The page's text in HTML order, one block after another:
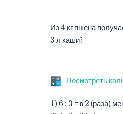
Из4 кг пшена
3 л каши?
Посмотреть
1) 6 : 3 = в 2 (раза)